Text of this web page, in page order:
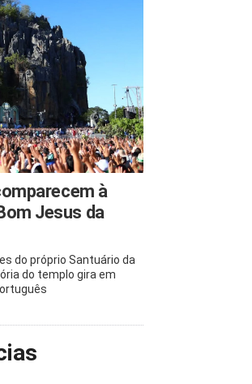
à
Jesus da
do próprio Santuário da
do templo gira em